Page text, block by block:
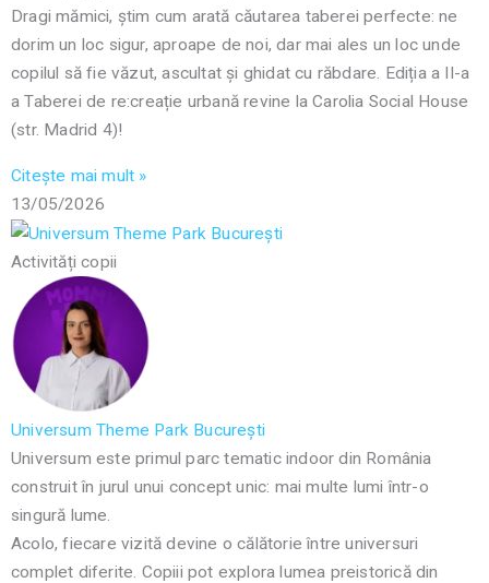
Dragi mămici, știm cum arată căutarea taberei perfecte: ne
dorim un loc sigur, aproape de noi, dar mai ales un loc unde
copilul să fie văzut, ascultat și ghidat cu răbdare. Ediția a II-a
a Taberei de re:creație urbană revine la Carolia Social House
(str. Madrid 4)!
Citește mai mult »
13/05/2026
Activități copii
Universum Theme Park București
Universum este primul parc tematic indoor din România
construit în jurul unui concept unic: mai multe lumi într-o
singură lume.
Acolo, fiecare vizită devine o călătorie între universuri
complet diferite. Copiii pot explora lumea preistorică din